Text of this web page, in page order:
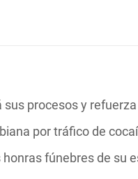
procesos y
por tráfico de
fúnebres de su